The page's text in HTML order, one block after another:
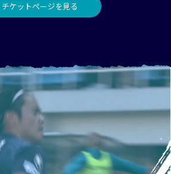
チケットページを見る